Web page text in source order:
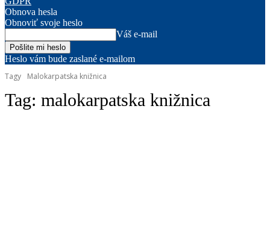
Obnova hesla
Obnoviť svoje heslo
Váš e-mail
Heslo vám bude zaslané e-mailom
Tagy
Malokarpatska knižnica
Tag: malokarpatska knižnica